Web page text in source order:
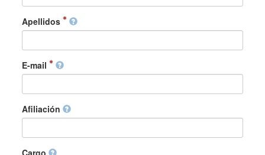
Apellidos
E-mail
Afiliación
Cargo